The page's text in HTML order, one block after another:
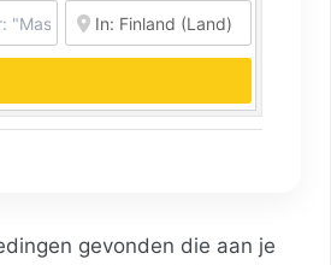
gevonden die aan je